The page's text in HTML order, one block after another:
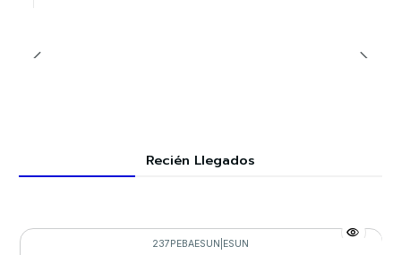
Recién Llegados
237PEBAESUN ESUN